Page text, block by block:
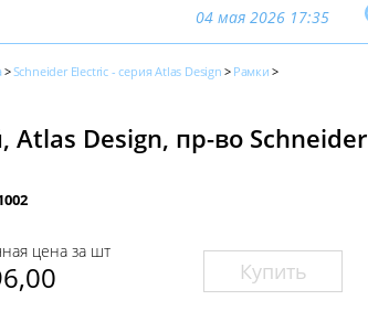
04 мая 2026 17:35
Schneider Electric - серия Atlas Design
Рамки
Atlas Design, пр-во Schneider
цена за шт
Купить